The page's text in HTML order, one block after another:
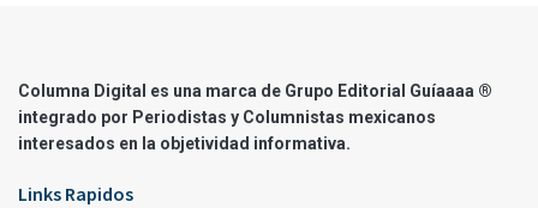
Columna Digital es una marca de Grupo Editorial Guíaaaa ®
integrado por Periodistas y Columnistas mexicanos
interesados en la objetividad informativa.
Links Rapidos